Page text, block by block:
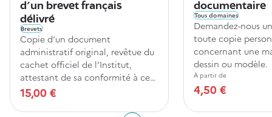
d'un brevet français
délivré
Brevets
Copie d’un document
administratif original, revêtue du
cachet officiel de l’Institut,
attestant de sa conformité à cet
original.
15,00 €
documentaire
Tous domaines
Demandez-nous
toute copie
concernant une
dessin ou modèle.
À partir de
4,50 €